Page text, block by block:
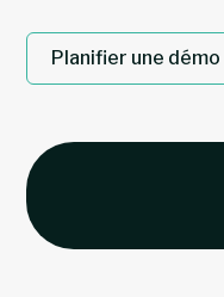
Planifier une démo